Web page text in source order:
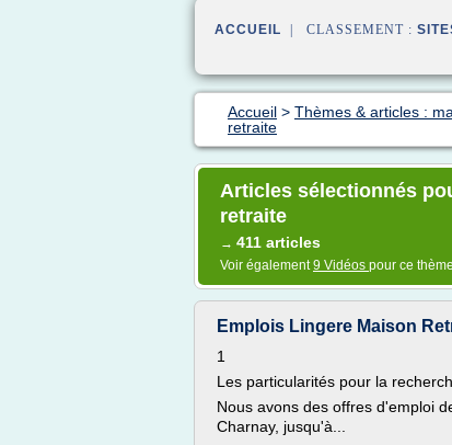
ACCUEIL | CLASSEMENT :
Accueil > Thèmes & articles :
retraite
Articles sélectionnés
retraite
→ 411 articles
Voir également9 Vidéos pour ce thème
Emplois Lingere Maison
1
Les particularités pour la
Nous avons des offres d'emploi
Charnay, jusqu'à...